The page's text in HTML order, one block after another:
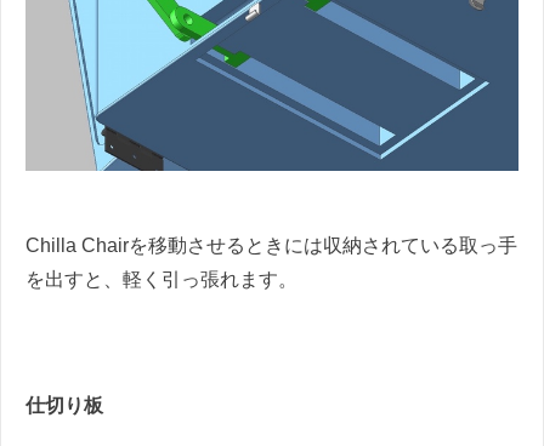
Chilla Chairを移動させるときには収納されている取っ手
を出すと、軽く引っ張れます。
仕切り板